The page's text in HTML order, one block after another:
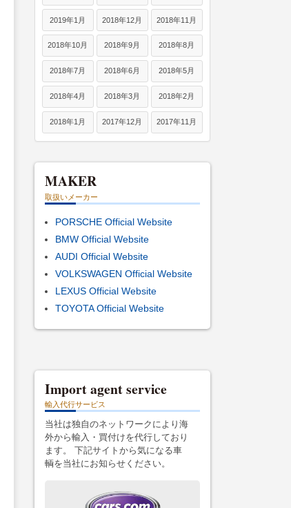
2019年1月 2018年12月 2018年11月
2018年10月 2018年9月 2018年8月
2018年7月 2018年6月 2018年5月
2018年4月 2018年3月 2018年2月
2018年1月 2017年12月 2017年11月
MAKER
取扱いメーカー
PORSCHE Official Website
BMW Official Website
AUDI Official Website
VOLKSWAGEN Official Website
LEXUS Official Website
TOYOTA Official Website
Import agent service
輸入代行サービス
当社は独自のネットワークにより海
外から輸入・買付けを代行しており
ます。 下記サイトから気になる車
輌を当社にお知らせください。